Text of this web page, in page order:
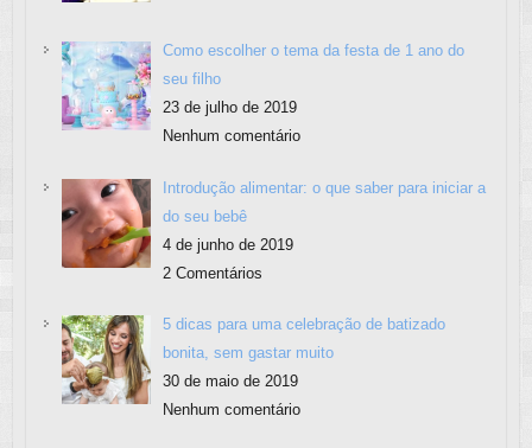
Como escolher o tema da festa de 1 ano do
seu filho
23 de julho de 2019
Nenhum comentário
Introdução alimentar: o que saber para iniciar a
do seu bebê
4 de junho de 2019
2 Comentários
5 dicas para uma celebração de batizado
bonita, sem gastar muito
30 de maio de 2019
Nenhum comentário